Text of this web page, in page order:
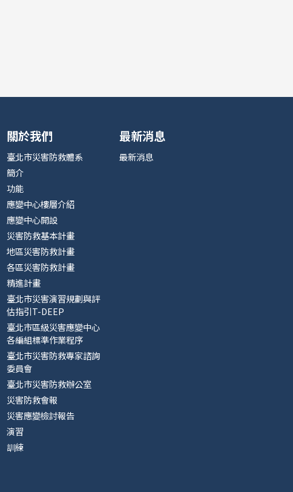
關於我們
臺北市災害防救體系
簡介
功能
應變中心樓層介紹
應變中心開設
災害防救基本計畫
地區災害防救計畫
各區災害防救計畫
精進計畫
臺北市災害演習規劃與評
估指引T-DEEP
臺北市區級災害應變中心
各編組標準作業程序
臺北市災害防救專家諮詢
委員會
臺北市災害防救辦公室
災害防救會報
災害應變檢討報告
演習
訓練
最新消息
最新消息